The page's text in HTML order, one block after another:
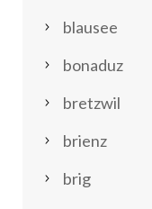
blausee
bonaduz
bretzwil
brienz
brig